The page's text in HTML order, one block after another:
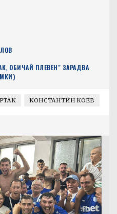
ОБИЧАЙ ПЛЕВЕН" ЗАРАДВА
КОНСТАНТИН КОЕВ